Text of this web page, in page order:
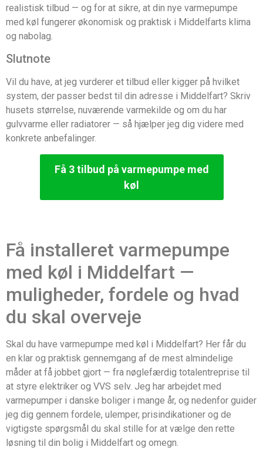
realistisk tilbud — og for at sikre, at din nye varmepumpe
med køl fungerer økonomisk og praktisk i Middelfarts klima
og nabolag.
Slutnote
Vil du have, at jeg vurderer et tilbud eller kigger på hvilket
system, der passer bedst til din adresse i Middelfart? Skriv
husets størrelse, nuværende varmekilde og om du har
gulvvarme eller radiatorer — så hjælper jeg dig videre med
konkrete anbefalinger.
Få 3 tilbud på varmepumpe med
køl
Få installeret varmepumpe
med køl i Middelfart —
muligheder, fordele og hvad
du skal overveje
Skal du have varmepumpe med køl i Middelfart? Her får du
en klar og praktisk gennemgang af de mest almindelige
måder at få jobbet gjort — fra nøglefærdig totalentreprise til
at styre elektriker og VVS selv. Jeg har arbejdet med
varmepumper i danske boliger i mange år, og nedenfor guider
jeg dig gennem fordele, ulemper, prisindikationer og de
vigtigste spørgsmål du skal stille for at vælge den rette
løsning til din bolig i Middelfart og omegn.